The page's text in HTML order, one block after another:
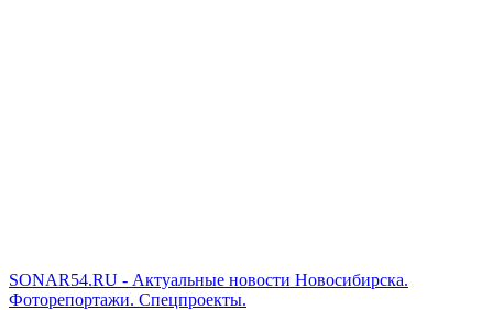
SONAR54.RU - Актуальные новости Новосибирска.
Фоторепортажи. Спецпроекты.